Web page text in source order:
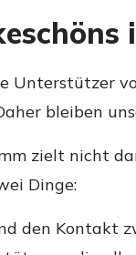
Unterstützer
bleiben
zielt nicht
Dinge:
den Kontakt